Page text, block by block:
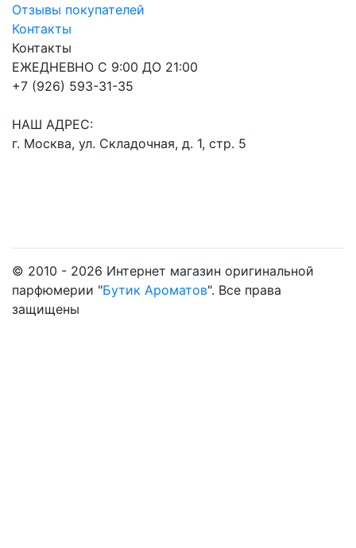
Отзывы покупателей
Контакты
Контакты
ЕЖЕДНЕВНО С 9:00 ДО 21:00
+7 (926) 593-31-35
НАШ АДРЕС:
г. Москва, ул. Складочная, д. 1, стр. 5
© 2010 - 2026 Интернет магазин оригинальной
парфюмерии "Бутик Ароматов". Все права
защищены